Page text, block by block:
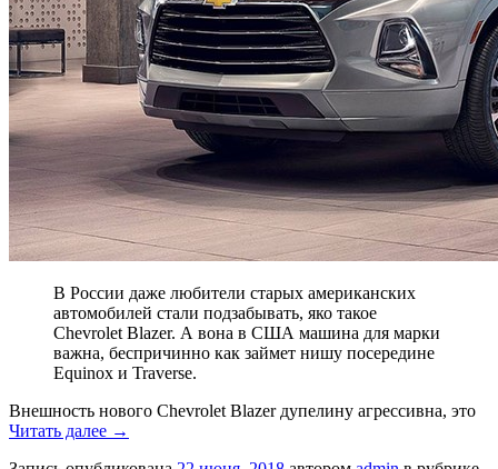
В России даже любители старых американских
автомобилей стали подзабывать, яко такое
Chevrolet Blazer. А вона в США машина для марки
важна, беспричинно как займет нишу посередине
Equinox и Traverse.
Внешность нового Chevrolet Blazer дупелину агрессивна, это
Читать далее →